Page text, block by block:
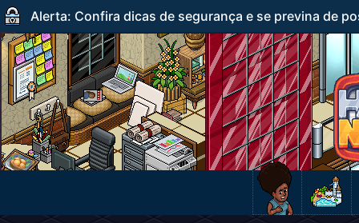
Alerta: Confira dicas de segurança e se previna de